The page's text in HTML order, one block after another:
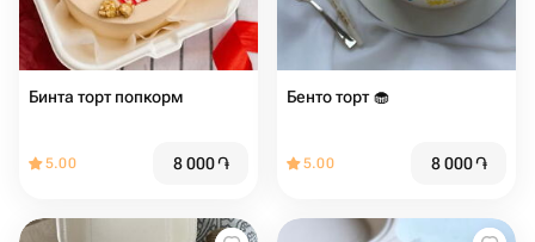
Бинта торт попкорм
5.00 8 000֏
Бенто торт 🧁 ️️️
5.00 8 000֏